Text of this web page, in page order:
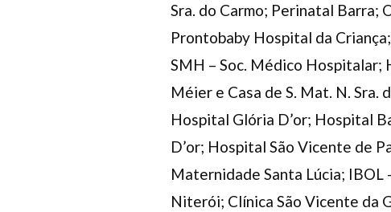
Sra. do Carmo; Perinatal Barra;
Prontobaby Hospital da
SMH – Soc. Médico Hospitalar;
Méier e Casa de S. Mat. N.
Hospital Glória D’or; Hospital
D’or; Hospital São Vicente de
Maternidade Santa Lúcia;
Niterói; Clínica São Vicente da